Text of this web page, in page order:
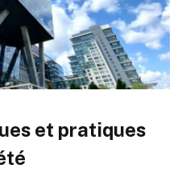
et pratiques